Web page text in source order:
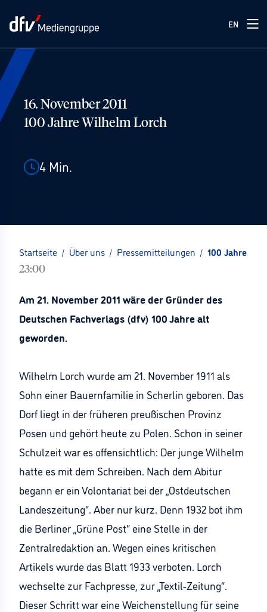
EN
16. November 2011
100 Jahre Wilhelm Lorch
4 Min.
Startseite / Über uns / Pressemitteilungen / 100 Jahre
23:00
Am 21. November 2011 wäre der Gründer des
Deutschen Fachverlags (dfv) 100 Jahre alt
geworden.
Wilhelm Lorch wurde am 21. November 1911 als
Sohn einer Bauernfamilie in Scherlin geboren. Das
Dorf liegt in der früheren preußischen Provinz
Posen und gehört heute zu Polen. Schon in seiner
Schulzeit war es offensichtlich: Der junge Wilhelm
hatte es mit dem Schreiben. Nach dem Abitur
begann er ein Volontariat bei der „Ostdeutschen
Landeszeitung“. Aber nur kurz. Denn 1932 bot ihm
die Berliner „Grüne Post“ eine Stelle in der
Zentralredaktion an. Wegen eines kritischen
Artikels wurde das Blatt 1933 verboten. Lorch
wechselte zur Fachpresse, zur „Textil-Zeitung“.
Dieser Schritt war eine Weichenstellung für seine